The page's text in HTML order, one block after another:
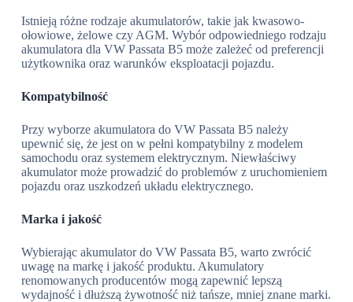
Istnieją różne rodzaje akumulatorów, takie jak kwasowo-
ołowiowe, żelowe czy AGM. Wybór odpowiedniego rodzaju
akumulatora dla VW Passata B5 może zależeć od preferencji
użytkownika oraz warunków eksploatacji pojazdu.
Kompatybilność
Przy wyborze akumulatora do VW Passata B5 należy
upewnić się, że jest on w pełni kompatybilny z modelem
samochodu oraz systemem elektrycznym. Niewłaściwy
akumulator może prowadzić do problemów z uruchomieniem
pojazdu oraz uszkodzeń układu elektrycznego.
Marka i jakość
Wybierając akumulator do VW Passata B5, warto zwrócić
uwagę na markę i jakość produktu. Akumulatory
renomowanych producentów mogą zapewnić lepszą
wydajność i dłuższą żywotność niż tańsze, mniej znane marki.